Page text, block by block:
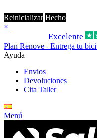
Reinicializar Hecho
×
Excelente
Plan Renove - Entrega tu
Ayuda
Envios
Devoluciones
Cita Taller
Menú